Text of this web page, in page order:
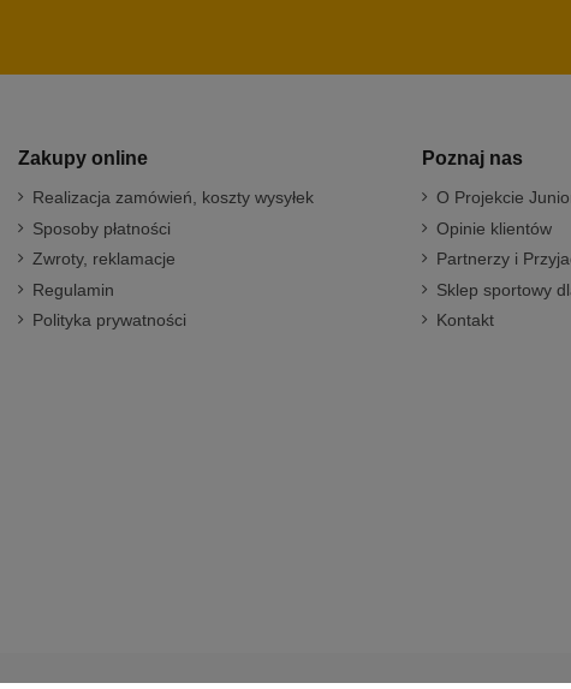
Zakupy online
Realizacja zamówień, koszty wysyłek
Sposoby płatności
Zwroty, reklamacje
Regulamin
Polityka prywatności
Poznaj nas
O Projekcie
Opinie klientów
Partnerzy i
Sklep sportowy
Kontakt